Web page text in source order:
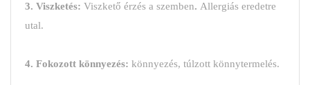
3. Viszketés: Viszkető érzés a szemben. Allergiás eredetre
utal.
4. Fokozott könnyezés: könnyezés, túlzott könnytermelés.